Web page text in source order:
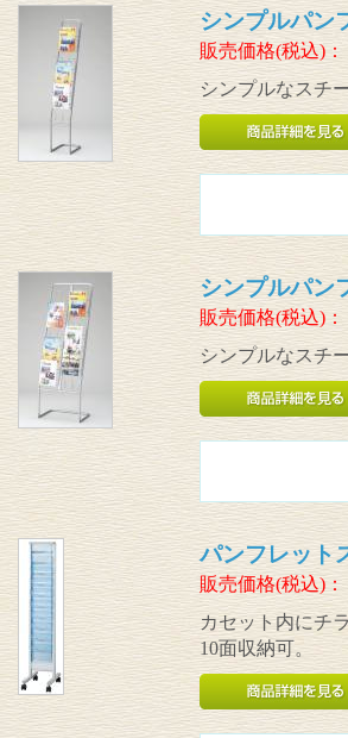
シンプルパン
販売価格(税込)：
シンプルなスチ
シンプルパン
販売価格(税込)：
シンプルなスチ
パンフレット
販売価格(税込)：
カセット内にチ
10面収納可。